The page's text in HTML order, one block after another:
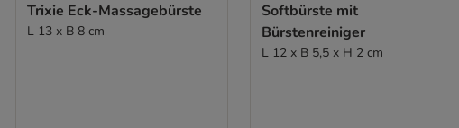
Trixie Eck-Massagebürste
L 13 x B 8 cm
Softbürste mit
Bürstenreiniger
L 12 x B 5,5 x H 2 cm